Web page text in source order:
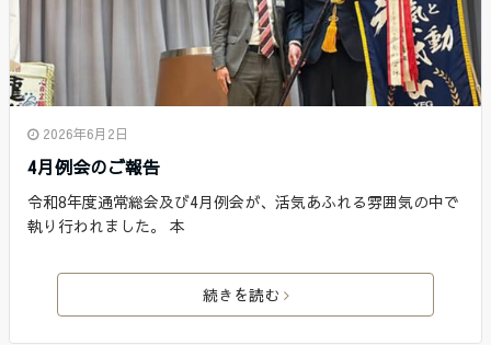
2026年6月2日
4月例会のご報告
令和8年度通常総会及び4月例会が、活気あふれる雰囲気の中で
執り行われました。 本
続きを読む